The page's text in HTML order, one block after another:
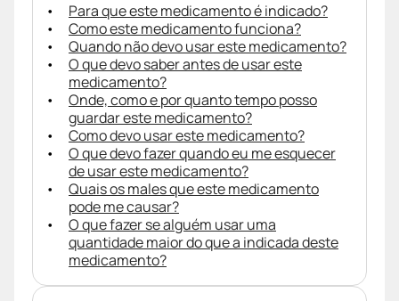
Para que este medicamento é indicado?
Como este medicamento funciona?
Quando não devo usar este medicamento?
O que devo saber antes de usar este
medicamento?
Onde, como e por quanto tempo posso
guardar este medicamento?
Como devo usar este medicamento?
O que devo fazer quando eu me esquecer
de usar este medicamento?
Quais os males que este medicamento
pode me causar?
O que fazer se alguém usar uma
quantidade maior do que a indicada deste
medicamento?